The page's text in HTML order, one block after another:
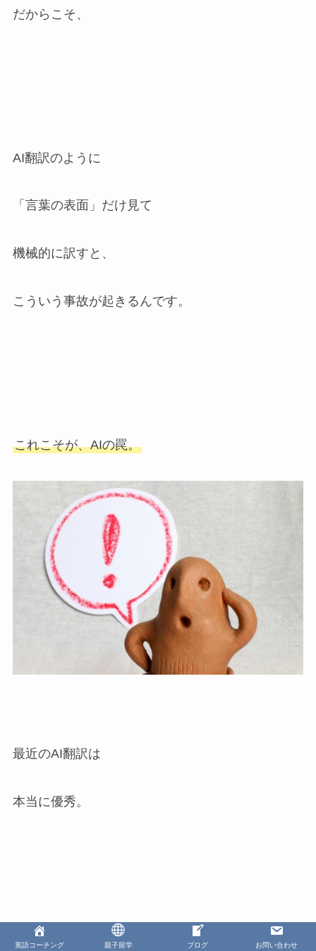
だからこそ、
AI翻訳のように
「言葉の表面」だけ見て
機械的に訳すと、
こういう事故が起きるんです。
これこそが、AIの罠。
最近のAI翻訳は
本当に優秀。
YouTubeやSNSでも、
英語コーチング 親子留学 ブログ お問い合わせ